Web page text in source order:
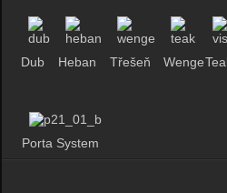
Dub Heban Třešeň Wenge
Porta System